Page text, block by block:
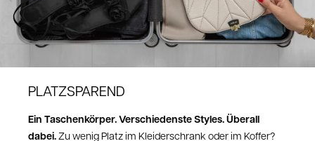
Retoure aus anderen EU Ländern:
10 EUR Rückversand
Retoure aus NON-EU Ländern (außer Schweiz)
Hier kannst du deine Retoure anmelden:
Nach Eingang deiner Retoure kann die Bearbeitungszeit bis zu 14 Tage
PLATZSPAREND
Ein Taschenkörper. Verschiedenste Styles. Überall
dabei.Zu wenig Platz im Kleiderschrank oder im Koffer?